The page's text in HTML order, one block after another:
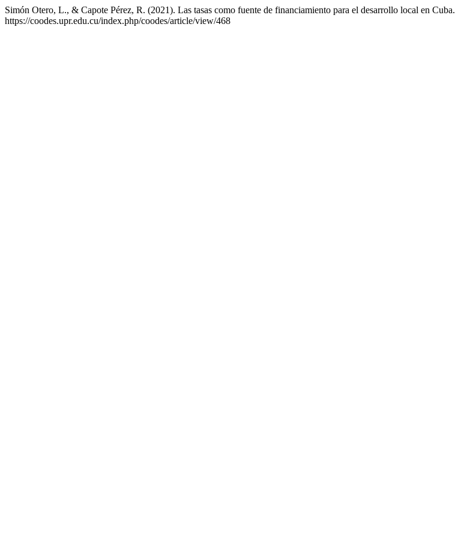
Simón Otero, L., & Capote Pérez, R. (2021). Las tasas como fuente de financiamiento para el desarrollo local en Cuba.
https://coodes.upr.edu.cu/index.php/coodes/article/view/468